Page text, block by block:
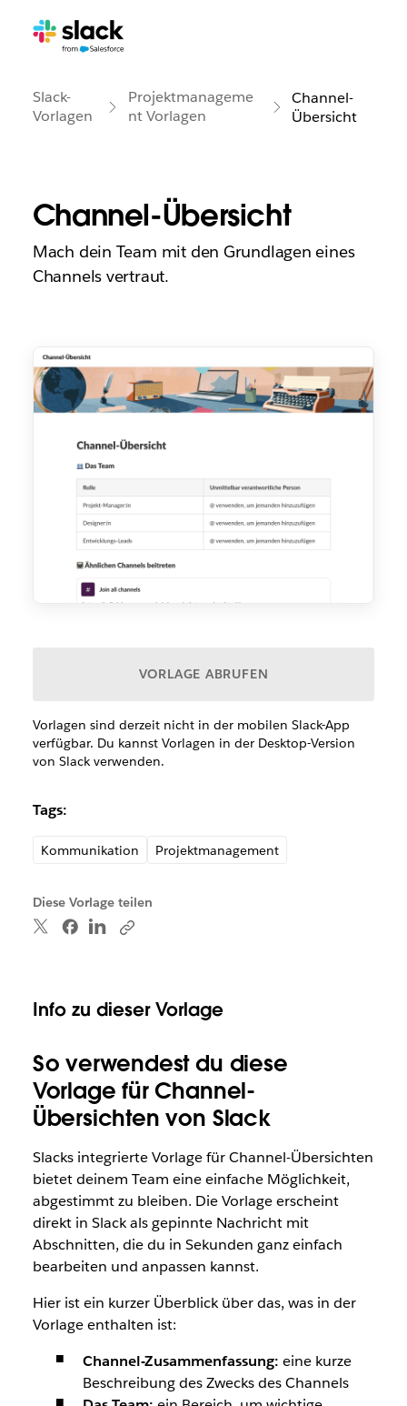
Slack-
Vorlagen
Projektmanageme
nt Vorlagen
Channel-
Übersicht
Channel-Übersicht
Mach dein Team mit den Grundlagen eines
Channels vertraut.
VORLAGE ABRUFEN
Vorlagen sind derzeit nicht in der mobilen Slack-App
verfügbar. Du kannst Vorlagen in der Desktop-Version
von Slack verwenden.
Tags:
Kommunikation Projektmanagement
Diese Vorlage teilen
Info zu dieser Vorlage
So verwendest du diese
Vorlage für Channel-
Übersichten von Slack
Slacks integrierte Vorlage für Channel-Übersichten
bietet deinem Team eine einfache Möglichkeit,
abgestimmt zu bleiben. Die Vorlage erscheint
direkt in Slack als gepinnte Nachricht mit
Abschnitten, die du in Sekunden ganz einfach
bearbeiten und anpassen kannst.
Hier ist ein kurzer Überblick über das, was in der
Vorlage enthalten ist:
Channel-Zusammenfassung: eine kurze
Beschreibung des Zwecks des Channels